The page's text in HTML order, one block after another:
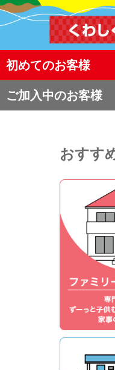
初めてのお客様
ご加入中のお客様
おすす